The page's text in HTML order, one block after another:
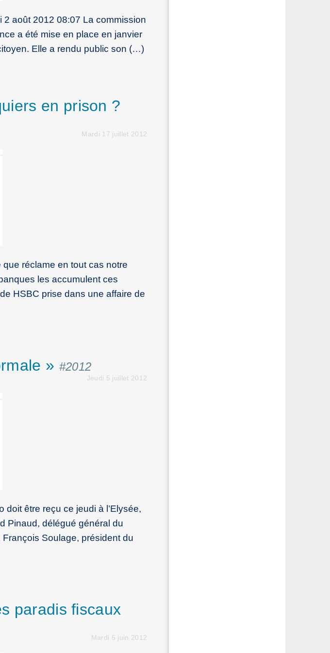
2 août 2012 08:07 La commission
a été mise en place en janvier
Elle a rendu public son (…)
en prison ?
Mardi 17 juillet 2012
réclame en tout cas notre
les accumulent ces
HSBC prise dans une affaire de
» #2012
Jeudi 5 juillet 2012
doit être reçu ce jeudi à l’Elysée,
Pinaud, délégué général du
Soulage, président du
paradis fiscaux
Mardi 5 juin 2012